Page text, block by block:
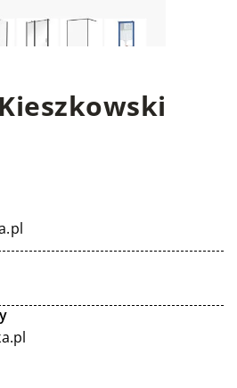
Kieszkowski